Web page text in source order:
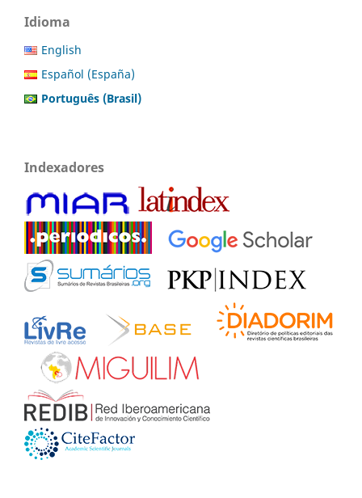
Idioma
English
Español (España)
Português (Brasil)
Indexadores